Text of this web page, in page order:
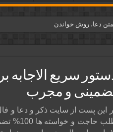
دعا، روش خواندن
الحسنی برآورده شدن حاجت
اذکار مجرب
و مجرب
طلب